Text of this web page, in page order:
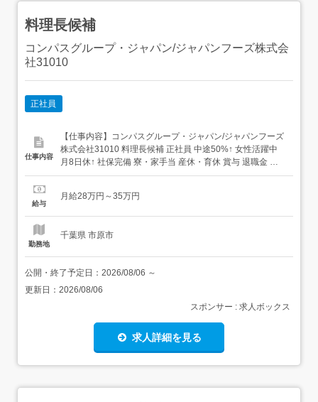
料理長候補
コンパスグループ・ジャパン/ジャパンフーズ株式会
社31010
正社員
仕事内容
【仕事内容】コンパスグループ・ジャパン/ジャパンフーズ
株式会社31010 料理長候補 正社員 中途50%↑ 女性活躍中
月8日休↑ 社保完備 寮・家⼿当 産休・育休 賞与 退職金 ま
かないあり 求人情報掲載期間:2026/07/16～2026/08/20 求
千葉県 長生郡長柄町 皿木203-1 ...
給与
月給28万円～35万円
勤務地
千葉県 市原市
公開・終了予定日： 2026/08/06 ～
更新日： 2026/08/06
スポンサー : 求人ボックス
求人詳細を見る